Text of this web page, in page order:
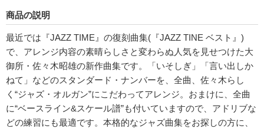
商品の説明
最近では『JAZZ TIME』の復刻曲集(『JAZZ TINE ベスト』)
で、アレンジ内容の素晴らしさと変わらぬ人気を見せつけた大
御所・佐々木昭雄の新作曲集です。「いそしぎ」「言い出しか
ねて」などのスタンダード・ナンバーを、全曲、佐々木らし
く“ジャズ・オルガン”にこだわってアレンジ。おまけに、全曲
に“ベースライン&スケール譜”も付いていますので、アドリブな
どの練習にも最適です。本格的なジャズ曲集をお探しの方に、